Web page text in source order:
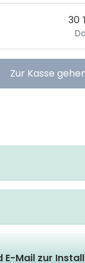
30
Zur Kasse
E-Mail zur